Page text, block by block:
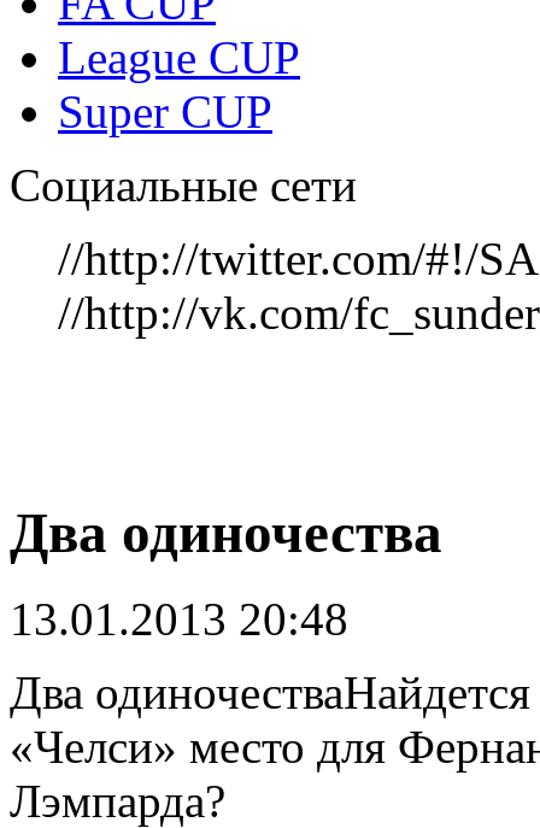
League CUP
Super CUP
Социальные сети
//http://twitter.com/#!/
//http://vk.com/
Два одиночества
13.01.2013 20:48
Два одиночестваНайдется
«Челси» место для
Лэмпарда?